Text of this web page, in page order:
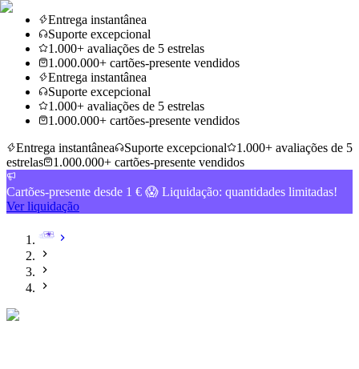
Entrega instantânea
Suporte excepcional
1.000+ avaliações de 5 estrelas
1.000.000+ cartões-presente vendidos
Entrega instantânea
Suporte excepcional
1.000+ avaliações de 5 estrelas
1.000.000+ cartões-presente vendidos
Entrega instantânea
Suporte excepcional
1.000+ avaliações de 5
estrelas
1.000.000+ cartões-presente vendidos
Cartões-presente desde 1 € 😱 Liquidação: quantidades limitadas!
Ver liquidação